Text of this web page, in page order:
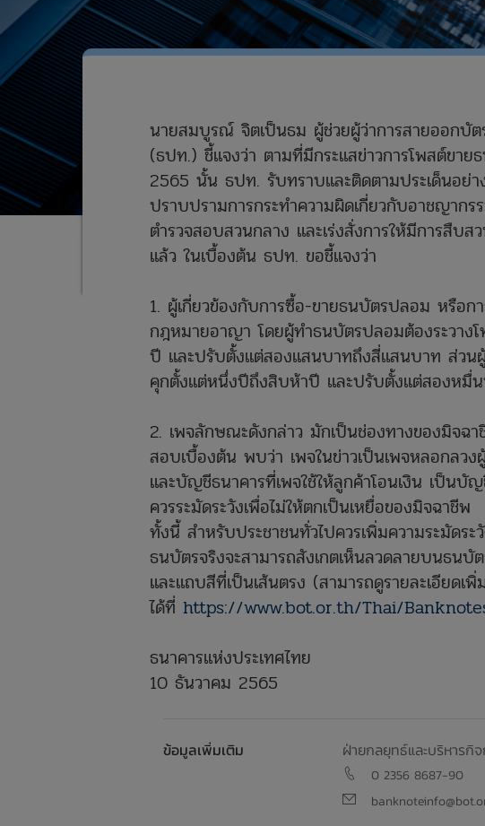
ข่าวและสื่อประชาสัมพันธ์ ข่าว ธปท.ชี้แจงกรณีข่าวการโพสต์ขายธนบัตรปลอมบนเ
นายสมบูรณ์ จิตเป็นธม ผู้ช่วยผู้ว่าการสายออกบัต
(ธปท.) ชี้แจงว่า ตามที่มีกระแสข่าวการโพสต์ข
2565 นั้น ธปท. รับทราบและติดตามประเด็นอย่า
ปราบปรามการกระทำความผิดเกี่ยวกับอาชญาก
ตำรวจสอบสวนกลาง และเร่งสั่งการให้มีการสืบส
แล้ว ในเบื้องต้น ธปท. ขอชี้แจงว่า
1. ผู้เกี่ยวข้องกับการซื้อ-ขายธนบัตรปลอม หรือก
กฎหมายอาญา โดยผู้ทำธนบัตรปลอมต้องระวาง
ปี และปรับตั้งแต่สองแสนบาทถึงสี่แสนบาท ส่วนผู้
คุกตั้งแต่หนึ่งปีถึงสิบห้าปี และปรับตั้งแต่สองหมื่
2. เพจลักษณะดังกล่าว มักเป็นช่องทางของมิจฉา
สอบเบื้องต้น พบว่า เพจในข่าวเป็นเพจหลอกลวง
และบัญชีธนาคารที่เพจใช้ให้ลูกค้าโอนเงิน เป็นบัญ
ควรระมัดระวังเพื่อไม่ให้ตกเป็นเหยื่อของมิจฉาชีพ
ทั้งนี้ สำหรับประชาชนทั่วไปควรเพิ่มความระมัดร
ธนบัตรจริงจะสามารถสังเกตเห็นลวดลายบนธนบัต
และแถบสีที่เป็นเส้นตรง (สามารถดูรายละเอียดเพิ่
ได้ที่ https://www.bot.or.th/Thai/
ธนาคารแห่งประเทศไทย
10 ธันวาคม 2565
ข้อมูลเพิ่มเติม ฝ่ายกลยุทธ์และบริหารกิ
0 2356 8687-90